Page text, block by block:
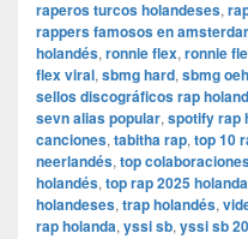
raperos turcos holandeses,
rappers famosos en
holandés, ronnie flex, ronnie
flex viral, sbmg hard, sbmg
sellos discográficos rap
sevn alias popular, spotify rap
canciones, tabitha rap, top 10
neerlandés, top
holandés, top rap 2025 holanda
holandeses, trap holandés,
rap holanda, yssi sb, yssi sb